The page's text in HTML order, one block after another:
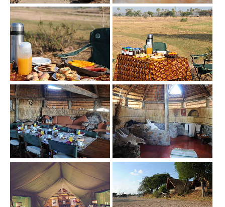
Show larger version Show larger version
Show larger version Show larger version
Show larger version Show larger version